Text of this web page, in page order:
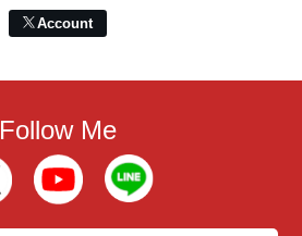
Account
Follow Me